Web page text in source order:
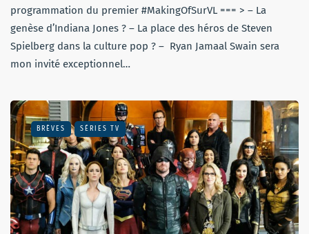
programmation du premier #MakingOfSurVL === > – La
genèse d’Indiana Jones ? – La place des héros de Steven
Spielberg dans la culture pop ? – Ryan Jamaal Swain sera
mon invité exceptionnel…
BRÈVES SÉRIES TV